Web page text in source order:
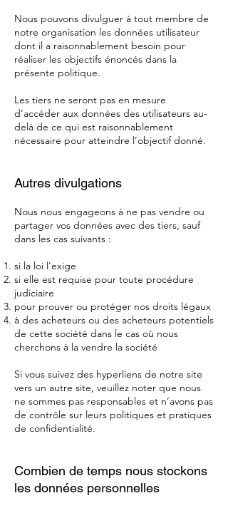
Nous pouvons divulguer à tout membre de
notre organisation les données utilisateur
dont il a raisonnablement besoin pour
réaliser les objectifs énoncés dans la
présente politique.
Les tiers ne seront pas en mesure
d’accéder aux données des utilisateurs au-
delà de ce qui est raisonnablement
nécessaire pour atteindre l’objectif donné.
Autres divulgations
Nous nous engageons à ne pas vendre ou
partager vos données avec des tiers, sauf
dans les cas suivants :
si la loi l'exige
si elle est requise pour toute procédure
judiciaire
pour prouver ou protéger nos droits légaux
à des acheteurs ou des acheteurs potentiels
de cette société dans le cas où nous
cherchons à la vendre la société
Si vous suivez des hyperliens de notre site
vers un autre site, veuillez noter que nous
ne sommes pas responsables et n’avons pas
de contrôle sur leurs politiques et pratiques
de confidentialité.
Combien de temps nous stockons
les données personnelles